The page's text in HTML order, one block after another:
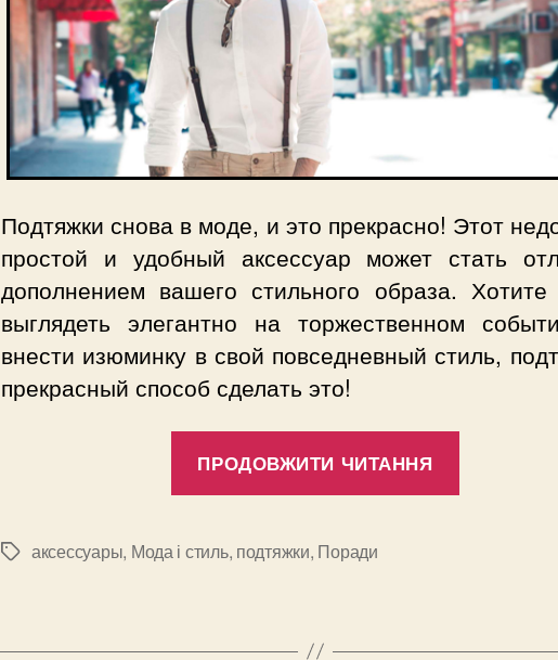
Подтяжки снова в моде, и это прекрасно! Этот
простой и удобный аксессуар может стать
дополнением вашего стильного образа.
выглядеть элегантно на торжественном
внести изюминку в свой повседневный стиль,
прекрасный способ сделать это!
ПРОДОВЖИТИ ЧИТАННЯ
Позначки
аксессуары, Мода і стиль, подтяжки, Поради